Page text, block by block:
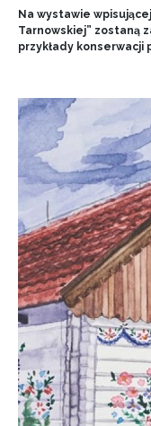
Na wystawie
Tarnowskiej” zostaną
przykłady